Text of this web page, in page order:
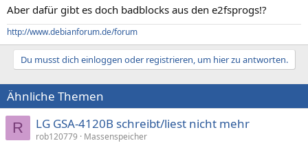
Aber dafür gibt es doch badblocks aus den e2fsprogs!?
http://www.debianforum.de/forum
Du musst dich einloggen oder registrieren, um hier zu antworten.
Ähnliche Themen
R LG GSA-4120B schreibt/liest nicht mehr
rob120779
Massenspeicher